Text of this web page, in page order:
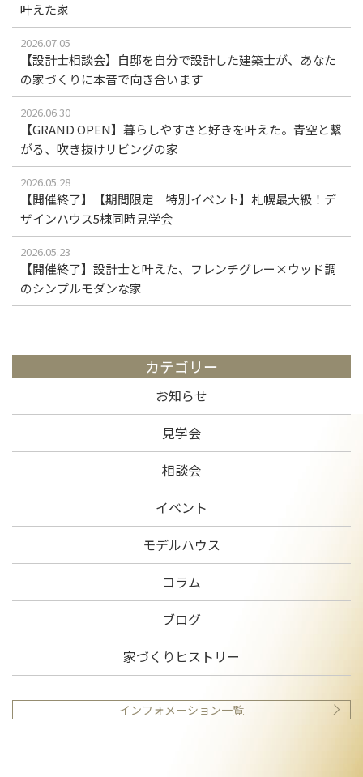
叶えた家
2026.07.05
【設計士相談会】自邸を自分で設計した建築士が、あなた
の家づくりに本音で向き合います
2026.06.30
【GRAND OPEN】暮らしやすさと好きを叶えた。青空と繋
がる、吹き抜けリビングの家
2026.05.28
【開催終了】【期間限定｜特別イベント】札幌最大級！デ
ザインハウス5棟同時見学会
2026.05.23
【開催終了】設計士と叶えた、フレンチグレー×ウッド調
のシンプルモダンな家
カテゴリー
お知らせ
見学会
相談会
イベント
モデルハウス
コラム
ブログ
家づくりヒストリー
インフォメーション一覧